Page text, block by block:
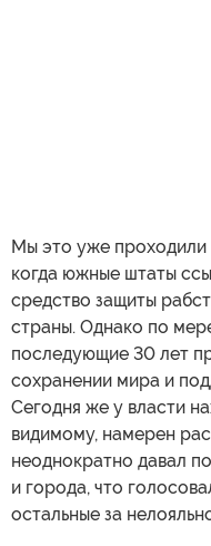
Мы это уже проходили
когда южные штаты
средство защиты
страны. Однако по
последующие 30 лет
сохранении мира и
Сегодня же у власти
видимому, намерен
неоднократно давал
и города, что
остальные за